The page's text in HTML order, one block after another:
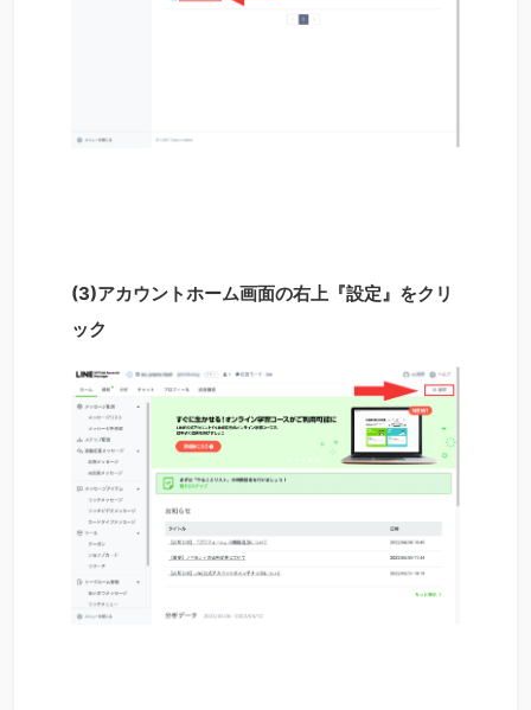
(3)アカウントホーム画面の右上『設定』をクリ
ック